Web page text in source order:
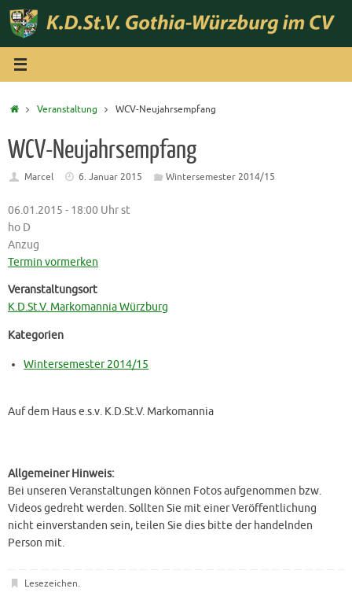
Zum
Inhalt
springen
StartVeranstaltung WCV-Neujahrsempfang
WCV-Neujahrsempfang
Marcel 6. Januar 2015 Wintersemester 2014/15
06.01.2015 - 18:00 Uhr st
ho D
Anzug
Termin vormerken
Veranstaltungsort
K.D.St.V. Markomannia Würzburg
Kategorien
Wintersemester 2014/15
Auf dem Haus e.s.v. K.D.St.V. Markomannia
Allgemeiner Hinweis:
Bei unseren Veranstaltungen können Fotos aufgenommen bzw.
Videos gedreht werden. Sollten Sie mit einer Veröffentlichung
nicht einverstanden sein, teilen Sie dies bitte der handelnden
Person mit.
Lesezeichen.